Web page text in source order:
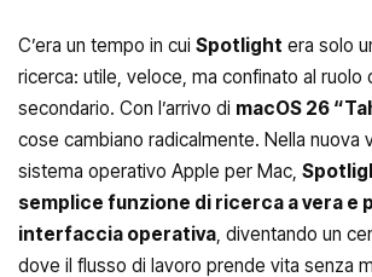
C’era un tempo in cui Spotlight era solo
ricerca: utile, veloce, ma confinato al ruolo
secondario. Con l’arrivo di macOS 26
cose cambiano radicalmente. Nella nuova
sistema operativo Apple per Mac,
semplice funzione di ricerca a vera e
interfaccia operativa, diventando un
dove il flusso di lavoro prende vita senza